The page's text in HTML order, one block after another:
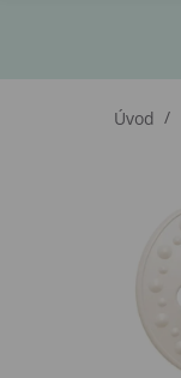
Úvod /